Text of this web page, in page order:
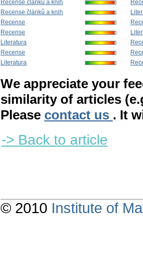
Recense článků a knih
Recense článků a knih
Recense
Recense
Literatura
Recense
Literatura
We appreciate your
similarity of articles
Please contact us . It
-> Back to article
© 2010 Institute of